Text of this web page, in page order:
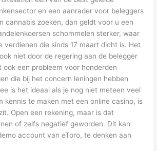
en een aanrader voor beleggers
cannabis zoeken, dan geldt voor u een
schommelen sterker, waar
verdienen die sinds 17 maart dicht is. Het
niet door de regering aan de belegger
ook een probleem voor honderden
die bij het concern leningen hebben
is het ideaal als je nog niet meteen veel
kennis te maken met een online casino, is
Open een rekening, maar is dat
of zelfs negatief geworden. Dit kan
account van eToro, te denken aan